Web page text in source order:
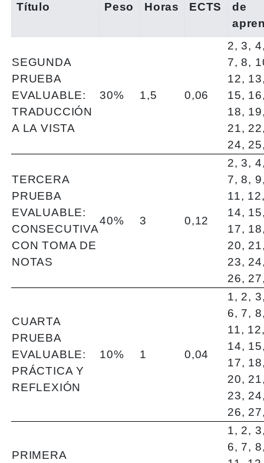
Título Peso Horas ECTS
de
SEGUNDA
PRUEBA
EVALUABLE:
TRADUCCIÓN
A LA VISTA
30% 1,5 0,06
2, 3,
7, 8,
12,
15,
18,
21,
24,
TERCERA
PRUEBA
EVALUABLE:
CONSECUTIVA
CON TOMA DE
NOTAS
40% 3 0,12
2, 3,
7, 8,
11,
14,
17,
20,
23,
26,
CUARTA
PRUEBA
EVALUABLE:
PRÁCTICA Y
REFLEXIÓN
10% 1 0,04
1, 2,
6, 7,
11,
14,
17,
20,
23,
26,
PRIMERA
1, 2,
6, 7,